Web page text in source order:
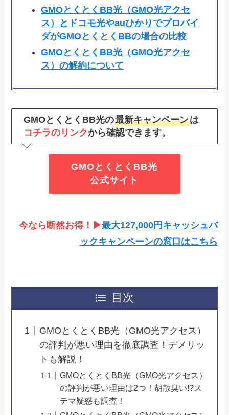
GMOとくとくBB光（GMO光アクセ
ス）とドコモ光やauひかりでプロバイ
ダがGMOとくとくBBの場合の比較
GMOとくとくBB光（GMO光アクセ
ス）の解約について
GMOとくとくBB光の最新キャンペーンは
コチラのリンクから確認できます。
GMOとくとくBB光
公式サイト
今なら断然お得！▶最大127,000円キャッシュバ
ックキャンペーンの窓口はこちら
目次
GMOとくとくBB光（GMO光アクセス）
の評判が悪い理由を徹底調査！デメリッ
トも解説！
GMOとくとくBB光（GMO光アクセス）
の評判が悪い理由は2つ！胡散臭い!?ス
テマ疑惑も調査！